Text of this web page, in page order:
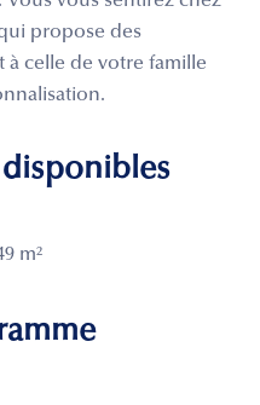
propose des
à celle de votre famille
m²